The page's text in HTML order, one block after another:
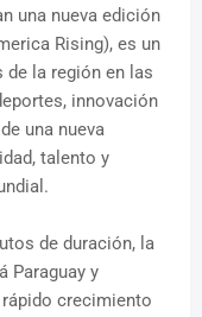
una nueva edición
Rising), es un
de la región en las
innovación
una nueva
talento y
de duración, la
Paraguay y
crecimiento